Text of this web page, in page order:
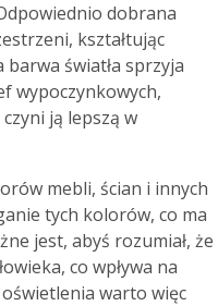
dobrana
kształtując
barwa światła sprzyja
wypoczynkowych,
ją lepszą w
mebli, ścian i innych
tych kolorów, co ma
jest, abyś rozumiał, że
co wpływa na
warto więc